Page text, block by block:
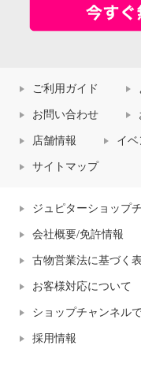
ご利用ガイド
お問い合わせ
店舗情報 イ
サイトマップ
ジュピターショップ
会社概要/免許情報
古物営業法に基づく
お客様対応について
ショップチャンネル
採用情報